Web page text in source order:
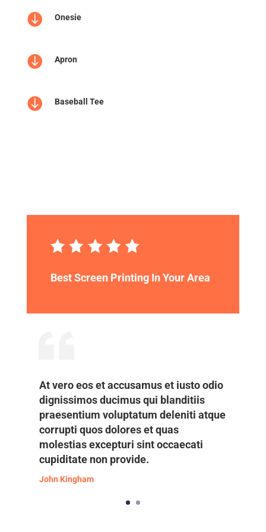
 Onesie
 Apron
 Baseball Tee
Best Screen Printing In Your Area
At vero eos et accusamus et iusto odio
dignissimos ducimus qui blanditiis
praesentium voluptatum deleniti atque
corrupti quos dolores et quas
molestias excepturi sint occaecati
cupiditate non provide.
John Kingham